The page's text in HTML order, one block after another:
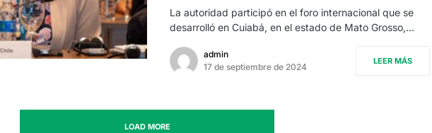
La autoridad participó en el foro internacional que se
desarrolló en Cuiabá, en el estado de Mato Grosso,…
admin
17 de septiembre de 2024
LEER MÁS
LOAD MORE